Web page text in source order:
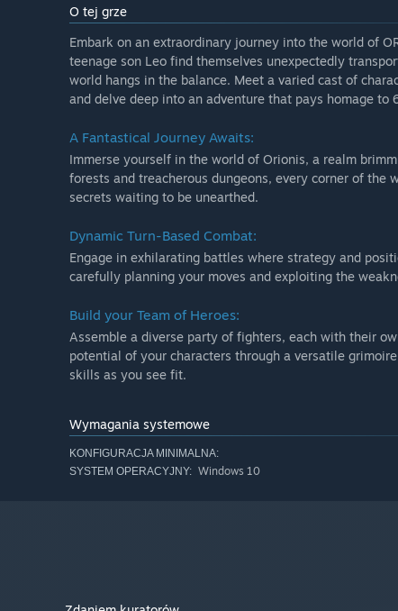
O tej grze
Embark on an extraordinary journey into the world of
teenage son Leo find themselves unexpectedly
world hangs in the balance. Meet a varied cast of
and delve deep into an adventure that pays homage to
A Fantastical Journey Awaits:
Immerse yourself in the world of Orionis, a realm
forests and treacherous dungeons, every corner of
secrets waiting to be unearthed.
Dynamic Turn-Based Combat:
Engage in exhilarating battles where strategy and
carefully planning your moves and exploiting the
Build your Team of Heroes:
Assemble a diverse party of fighters, each with their
potential of your characters through a versatile
skills as you see fit.
Wymagania systemowe
KONFIGURACJA MINIMALNA:
SYSTEM OPERACYJNY: Windows 10